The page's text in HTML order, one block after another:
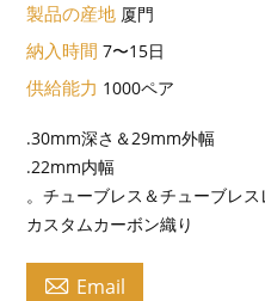
製品の産地 厦門
納入時間7〜15日
供給能力 1000ペア
.30mm深さ＆29mm外幅
.22mm内幅
。チューブレス＆チューブレス
カスタムカーボン織り
 Email